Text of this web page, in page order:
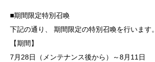
■期間限定特別召喚
下記の通り、 期間限定の特別召喚を行います。
【期間】
7月28日（メンテナンス後から）～8月11日